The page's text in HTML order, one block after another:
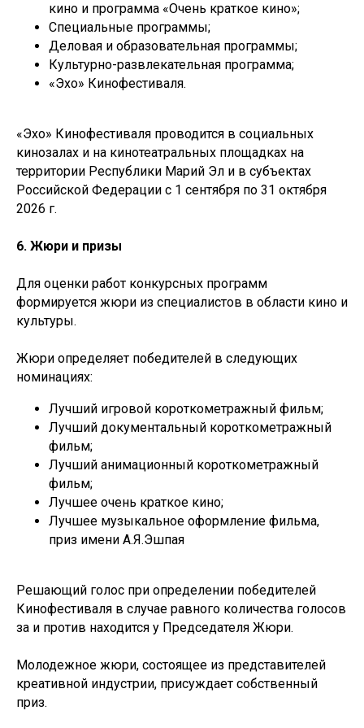
кино и программа «Очень краткое кино»;
Специальные программы;
Деловая и образовательная программы;
Культурно-развлекательная программа;
«Эхо» Кинофестиваля.
«Эхо» Кинофестиваля проводится в социальных
кинозалах и на кинотеатральных площадках на
территории Республики Марий Эл и в субъектах
Российской Федерации с 1 сентября по 31 октября
2026 г.
6. Жюри и призы
Для оценки работ конкурсных программ
формируется жюри из специалистов в области кино и
культуры.
Жюри определяет победителей в следующих
номинациях:
Лучший игровой короткометражный фильм;
Лучший документальный короткометражный
фильм;
Лучший анимационный короткометражный
фильм;
Лучшее очень краткое кино;
Лучшее музыкальное оформление фильма,
приз имени А.Я.Эшпая
Решающий голос при определении победителей
Кинофестиваля в случае равного количества голосов
за и против находится у Председателя Жюри.
Молодежное жюри, состоящее из представителей
креативной индустрии, присуждает собственный
приз.